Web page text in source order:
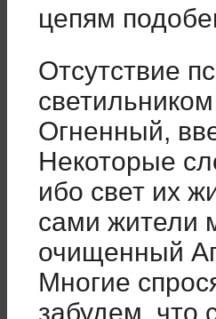
цепям
Отсутствие
Огненный,
Некоторые
ибо свет их
сами жители
очищенный
Многие
забудем, что